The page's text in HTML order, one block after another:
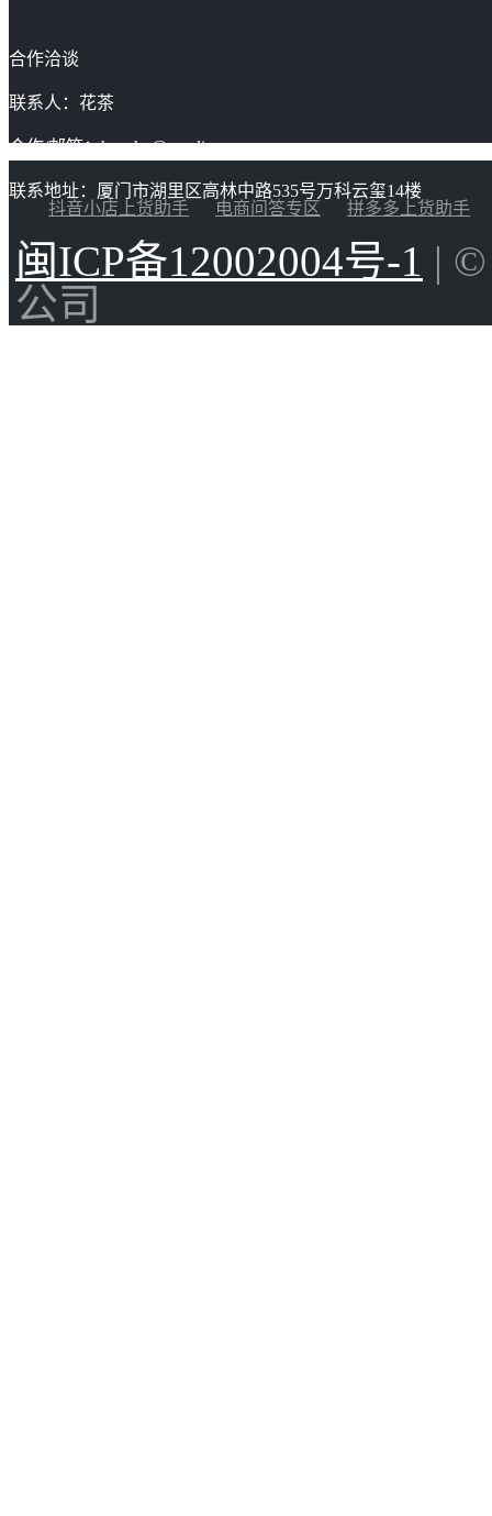
合作洽谈
联系人：花茶
合作/邮箱：huacha@gaoding.com
联系地址：厦门市湖里区高林中路535号万科云玺14楼
抖音小店上货助手
电商问答专区 拼多多上货助手
闽ICP备12002004号-1 |
公司